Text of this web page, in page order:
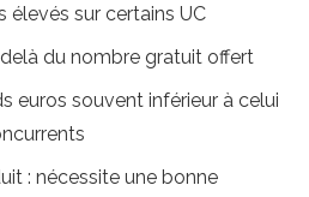
élevés sur certains UC
du nombre gratuit offert
euros souvent inférieur à celui
: nécessite une bonne